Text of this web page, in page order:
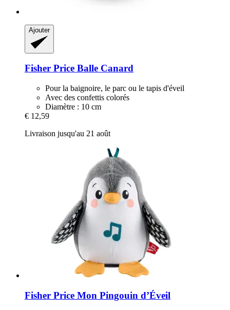
Ajouter
Fisher Price Balle Canard
Pour la baignoire, le parc ou le tapis d'éveil
Avec des confettis colorés
Diamètre : 10 cm
€ 12,59
Livraison jusqu'au 21 août
Fisher Price Mon Pingouin d’Éveil